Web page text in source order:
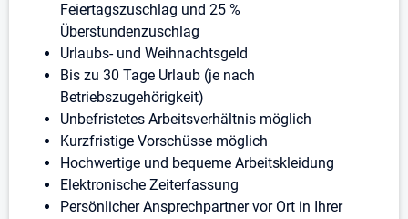
Feiertagszuschlag und 25 %
Überstundenzuschlag
Urlaubs- und Weihnachtsgeld
Bis zu 30 Tage Urlaub (je nach
Betriebszugehörigkeit)
Unbefristetes Arbeitsverhältnis möglich
Kurzfristige Vorschüsse möglich
Hochwertige und bequeme Arbeitskleidung
Elektronische Zeiterfassung
Persönlicher Ansprechpartner vor Ort in Ihrer